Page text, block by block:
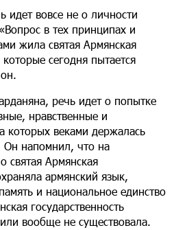
идет вовсе не о личности
в тех принципах и
жила святая Армянская
сегодня пытается
речь идет о попытке
нравственные и
которых веками держалась
Он напомнил, что на
святая Армянская
армянский язык,
и национальное единство
государственность
вообще не существовала.